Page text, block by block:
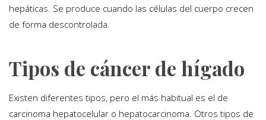
hepáticas. Se produce cuando las células del cuerpo crecen
de forma descontrolada.
Tipos de cáncer de hígado
Existen diferentes tipos, pero el más habitual es el de
carcinoma hepatocelular o hepatocarcinoma. Otros tipos de